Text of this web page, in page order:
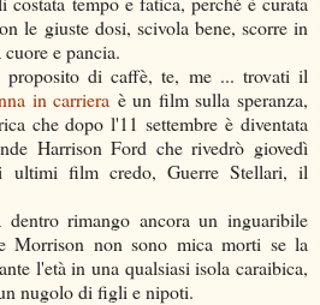
le giuste dosi, scivola bene, scorre in
e pancia.
di caffè, te, me ... trovati il
in carriera è un film sulla speranza,
che dopo l'11 settembre è diventata
Harrison Ford che rivedrò giovedì
ultimi film credo, Guerre Stellari, il
dentro rimango ancora un inguaribile
Morrison non sono mica morti se la
l'età in una qualsiasi isola caraibica,
nugolo di figli e nipoti.